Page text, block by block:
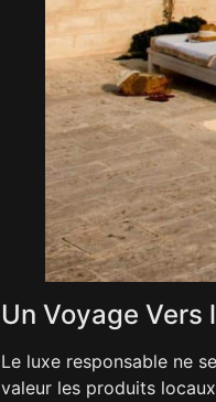
Un Voyage Vers
Le luxe responsable ne
valeur les produits